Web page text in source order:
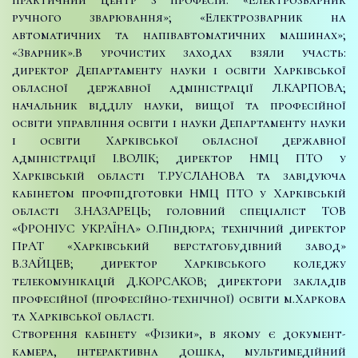
ручного зварювання»; «Електрозварник на
автоматичних та напівавтоматичних машинах»;
«Зварник».В урочистих заходах взяли участь:
директор Департаменту науки і освіти Харківської
обласної державної адміністрації Л.КАРПОВА;
начальник відділу науки, вищої та професійної
освіти управління освіти і науки Департаменту науки
і освіти Харківської обласної державної
адміністрації І.ВОЛІК; директор НМЦ ПТО у
Харківській області Т.РУСЛАНОВА та завідуюча
кабінетом профпідготовки НМЦ ПТО у Харківській
області З.НАЗАРЕЦЬ; головний спеціаліст ТОВ
«ФРОНІУС УКРАЇНА» О.Піндюра; технічний директор
ПрАТ «Харківський верстатобудівний завод»
В.ЗАЙЦЕВ; директор Харківського коледжу
телекомунікацій Д.КОРСАКОВ; директори закладів
професійної (професійно-технічної) освіти м.Харкова
та Харківської області.
Створення кабінету «Фізики», в якому є документ-
камера, інтерактивна дошка, мультимедійний